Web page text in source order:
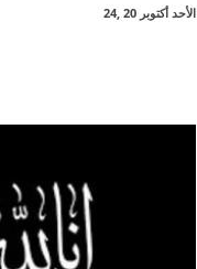
الأحد أكتوبر 20 ,24